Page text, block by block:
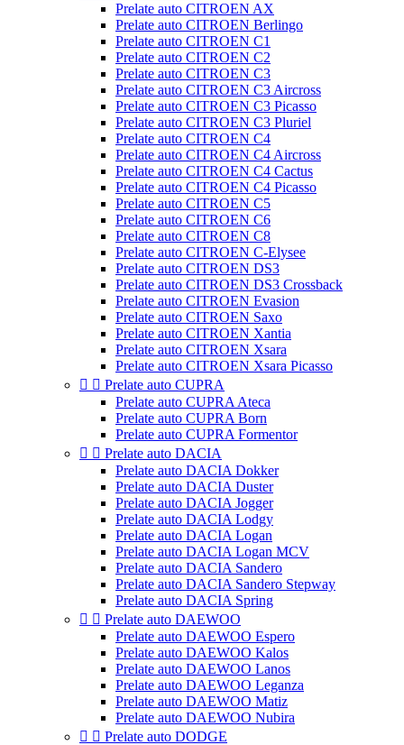
Prelate auto CITROEN AX
Prelate auto CITROEN Berlingo
Prelate auto CITROEN C1
Prelate auto CITROEN C2
Prelate auto CITROEN C3
Prelate auto CITROEN C3 Aircross
Prelate auto CITROEN C3 Picasso
Prelate auto CITROEN C3 Pluriel
Prelate auto CITROEN C4
Prelate auto CITROEN C4 Aircross
Prelate auto CITROEN C4 Cactus
Prelate auto CITROEN C4 Picasso
Prelate auto CITROEN C5
Prelate auto CITROEN C6
Prelate auto CITROEN C8
Prelate auto CITROEN C-Elysee
Prelate auto CITROEN DS3
Prelate auto CITROEN DS3 Crossback
Prelate auto CITROEN Evasion
Prelate auto CITROEN Saxo
Prelate auto CITROEN Xantia
Prelate auto CITROEN Xsara
Prelate auto CITROEN Xsara Picasso
  Prelate auto CUPRA
Prelate auto CUPRA Ateca
Prelate auto CUPRA Born
Prelate auto CUPRA Formentor
  Prelate auto DACIA
Prelate auto DACIA Dokker
Prelate auto DACIA Duster
Prelate auto DACIA Jogger
Prelate auto DACIA Lodgy
Prelate auto DACIA Logan
Prelate auto DACIA Logan MCV
Prelate auto DACIA Sandero
Prelate auto DACIA Sandero Stepway
Prelate auto DACIA Spring
  Prelate auto DAEWOO
Prelate auto DAEWOO Espero
Prelate auto DAEWOO Kalos
Prelate auto DAEWOO Lanos
Prelate auto DAEWOO Leganza
Prelate auto DAEWOO Matiz
Prelate auto DAEWOO Nubira
  Prelate auto DODGE